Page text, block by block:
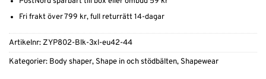
Fri frakt över 799 kr, full returrätt 14-dagar
Artikelnr:ZYP802-Blk-3xl-eu42-44
Kategorier: Body shaper, Shape in och stödbälten, Shapewear